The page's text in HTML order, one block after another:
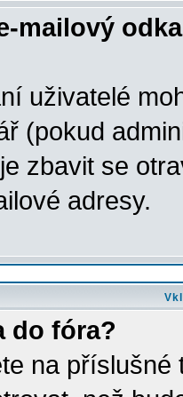
mailový
uživatelé
(pokud
zbavit se
adresy.
do fóra?
na